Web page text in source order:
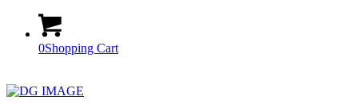
0Shopping Cart